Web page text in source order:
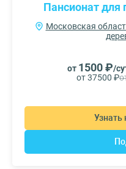
Пансионат
Московская
от 1500 ₽/
от 37500 ₽
Узнать